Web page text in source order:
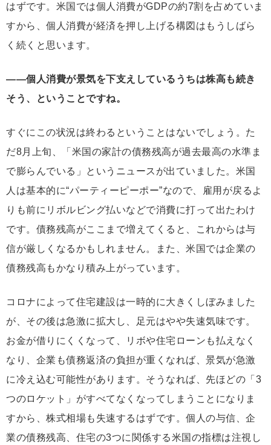
はずです。米国では個人消費がGDPの約7割を占めていま
すから、個人消費が経済を押し上げる構図はもうしばら
く続くと思います。
――個人消費が景気を下支えしているうちは株高も続き
そう、ということですね。
すぐにこの状況は終わるということはないでしょう。た
だ8月上旬、「米国の家計の債務残高が過去最高の水準ま
で膨らんでいる」というニュースが出ていました。米国
人は基本的に“パーティーピーポー”なので、雇用が戻るよ
りも前にリボルビング払いなどで消費に打って出たわけ
です。債務残高がここまで増えてくると、これからは与
信が厳しくなるかもしれません。また、米国では企業の
債務残高もかなり積み上がっています。
コロナによって住宅建設は一時的に大きくしぼみました
が、その後は急激に拡大し、足元はやや失速気味です。
お金が借りにくくなって、リボや住宅ローンも払えなく
なり、企業も債務返済の負担が重くなれば、景気が急激
に冷え込む可能性があります。そうなれば、先ほどの「3
つのロケット」がすべてなくなってしまうことになりま
すから、株式相場も失速するはずです。個人の与信、企
業の債務残高、住宅の3つに関係する米国の指標は注視し